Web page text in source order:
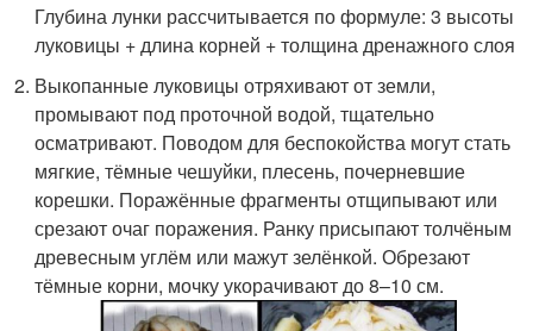
Глубина лунки рассчитывается по формуле: 3 высоты
луковицы + длина корней + толщина дренажного слоя
Выкопанные луковицы отряхивают от земли,
промывают под проточной водой, тщательно
осматривают. Поводом для беспокойства могут стать
мягкие, тёмные чешуйки, плесень, почерневшие
корешки. Поражённые фрагменты отщипывают или
срезают очаг поражения. Ранку присыпают толчёным
древесным углём или мажут зелёнкой. Обрезают
тёмные корни, мочку укорачивают до 8–10 см.